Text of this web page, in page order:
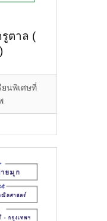
ตาล (
ยนพิเศษที่